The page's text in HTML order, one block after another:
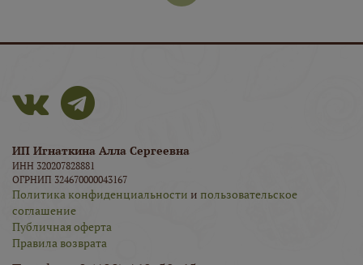
ИП Игнаткина Алла Сергеевна
ИНН 320207828881
ОГРНИП 324670000043167
Политика конфиденциальности и пользовательское
соглашение
Публичная оферта
Правила возврата